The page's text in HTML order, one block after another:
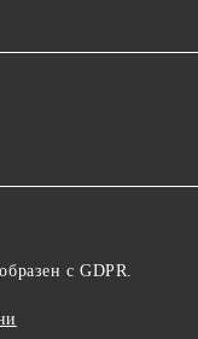
с GDPR.